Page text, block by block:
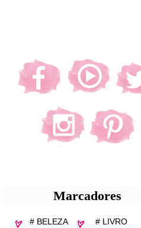
Marcadores
# BELEZA
# LIVRO